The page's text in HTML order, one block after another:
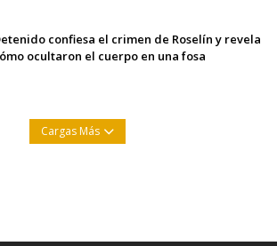
confiesa el crimen de Roselín y revela
ocultaron el cuerpo en una fosa
Cargas Más